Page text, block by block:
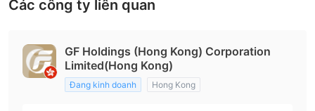
Các công ty liên quan
GF Holdings (Hong Kong) Corporation
Limited(Hong Kong)
Đang kinh doanh Hong Kong